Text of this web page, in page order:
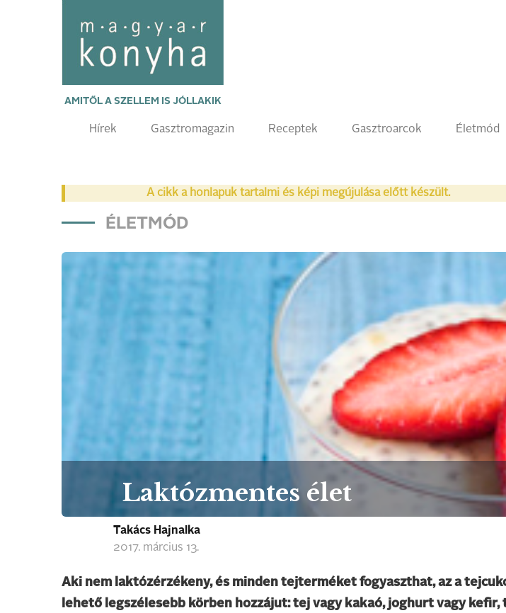
AMITŐL A SZELLEM IS JÓLLAKIK
Hírek Gasztromagazin Receptek Gasztroarcok Életmód
A cikk a honlapuk tartalmi és képi megújulása előtt készült.
ÉLETMÓD
Laktózmentes élet
Takács Hajnalka
2017. március 13.
Aki nem laktózérzékeny, és minden tejterméket fogyaszthat, az a
lehető legszélesebb körben hozzájut: tej vagy kakaó, joghurt vagy